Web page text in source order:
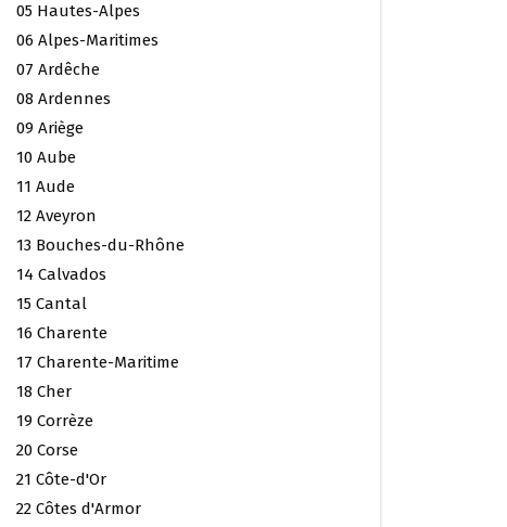
05 Hautes-Alpes
06 Alpes-Maritimes
07 Ardêche
08 Ardennes
09 Ariège
10 Aube
11 Aude
12 Aveyron
13 Bouches-du-Rhône
14 Calvados
15 Cantal
16 Charente
17 Charente-Maritime
18 Cher
19 Corrèze
20 Corse
21 Côte-d'Or
22 Côtes d'Armor